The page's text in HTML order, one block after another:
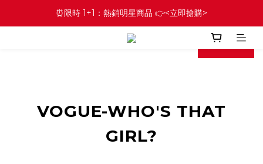
⏰限時 1+1：熱銷明星商品 👉<立即搶購>
prev next
VOGUE-WHO'S THAT
GIRL?